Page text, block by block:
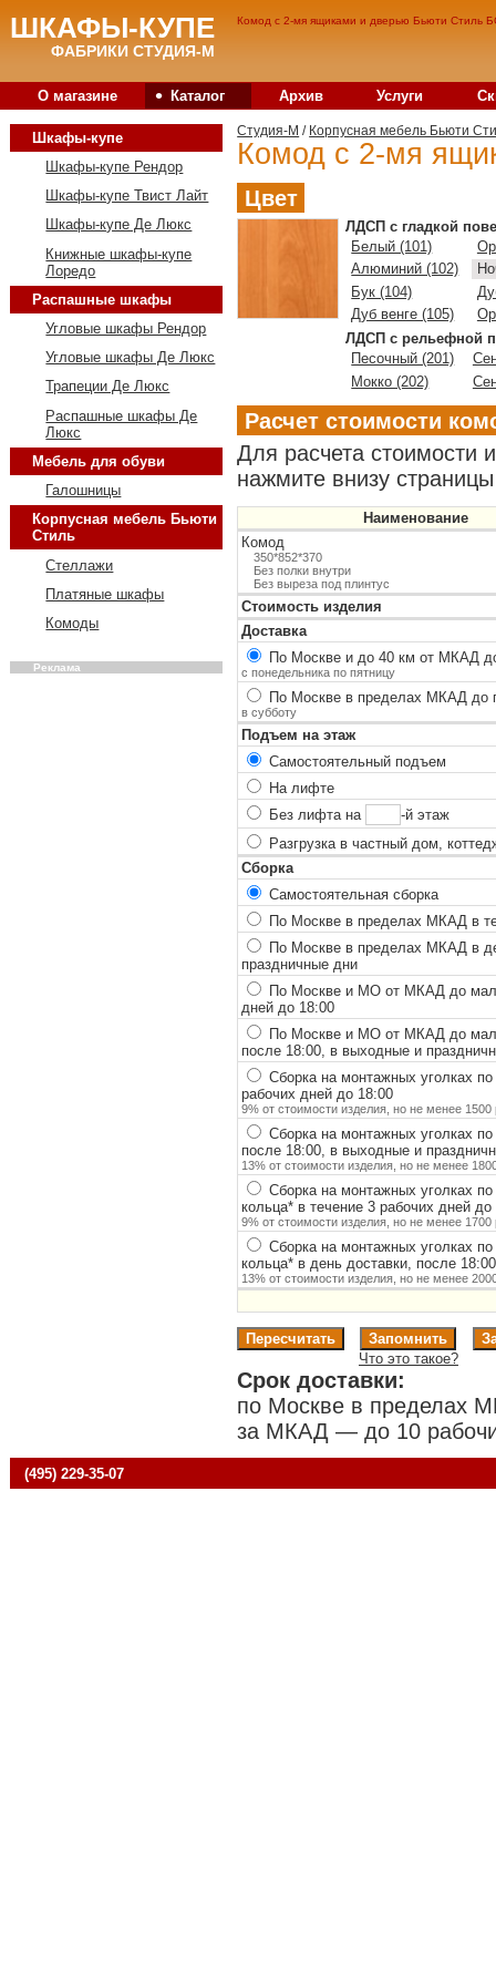
Комод с 2-мя ящиками и дверью Бьюти Стиль
ШКАФЫ-КУПЕ
ФАБРИКИ СТУДИЯ-М
О магазине • Каталог Архив Услуги
Студия-M / Корпусная мебель Бьюти
Комод с 2-мя
Цвет
ЛДСП с гладкой
Белый (101)
Алюминий (102)
Бук (104)
Дуб венге (105)
ЛДСП с рельефной
Песочный (201)
Мокко (202)
Расчет стоимости
Для расчета стоимости
нажмите внизу
Наименование
Комод
350*852*370
Без полки внутри
Без выреза под плинтус
Стоимость изделия
Доставка
По Москве и до 40 км от МКАД
с понедельника по пятницу
По Москве в пределах МКАД до
в субботу
Подъем на этаж
Самостоятельный подъем
На лифте
Без лифта на
-й этаж
Разгрузка в частный дом,
Сборка
Самостоятельная сборка
По Москве в пределах МКАД в
По Москве в пределах МКАД в
праздничные дни
По Москве и МО от МКАД до
дней до 18:00
По Москве и МО от МКАД до
после 18:00, в выходные и
Сборка на монтажных уголках
рабочих дней до 18:00
9% от стоимости изделия, но не менее 1500
Сборка на монтажных уголках
после 18:00, в выходные и
13% от стоимости изделия, но не менее
Сборка на монтажных уголках
кольца*в течение 3 рабочих дней до
9% от стоимости изделия, но не менее 1700
Сборка на монтажных уголках
кольца*в день доставки, после
13% от стоимости изделия, но не менее
Что это такое?
Срок доставки:
по Москве в пределах
за МКАД — до 10
Шкафы-купе
Шкафы-купе Рендор
Шкафы-купе Твист Лайт
Шкафы-купе Де Люкс
Книжные шкафы-купе
Лоредо
Распашные шкафы
Угловые шкафы Рендор
Угловые шкафы Де Люкс
Трапеции Де Люкс
Распашные шкафы Де
Люкс
Мебель для обуви
Галошницы
Корпусная мебель Бьюти
Стиль
Стеллажи
Платяные шкафы
Комоды
Реклама
(495) 229-35-07